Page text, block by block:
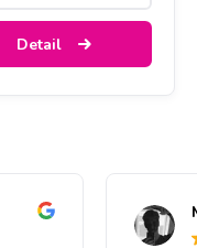
Detail